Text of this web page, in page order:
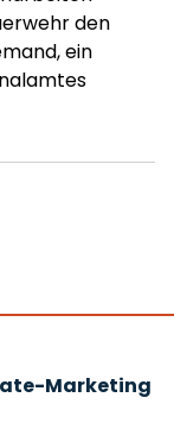
den
ein
Marketing